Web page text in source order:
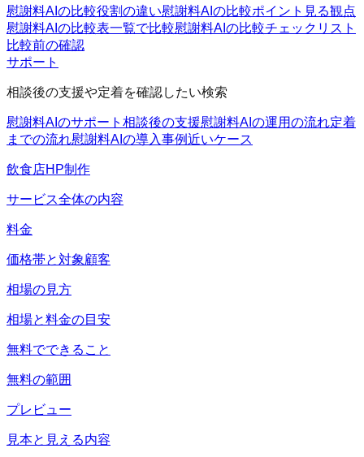
慰謝料AIの比較役割の違い慰謝料AIの比較ポイント 見る観点
慰謝料AIの比較表一覧で比較慰謝料AIの比較チェックリスト
比較前の確認
サポート
相談後の支援や定着を確認したい検索
慰謝料AIのサポート 相談後の支援慰謝料AIの運用の流れ定着
までの流れ慰謝料AIの導入事例近いケース
飲食店HP制作
サービス全体の内容
料金
価格帯と対象顧客
相場の見方
相場と料金の目安
無料でできること
無料の範囲
プレビュー
見本と見える内容